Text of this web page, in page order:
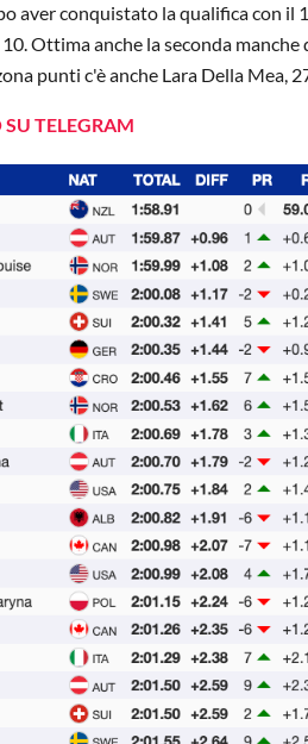
aver conquistato la qualifica con il
Ottima anche la seconda
punti c'è anche Lara Della Mea,
TELEGRAM